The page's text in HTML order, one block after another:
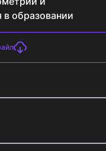
образовании